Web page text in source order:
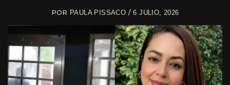
POR PAULA PISSACO /6 JULIO, 2026